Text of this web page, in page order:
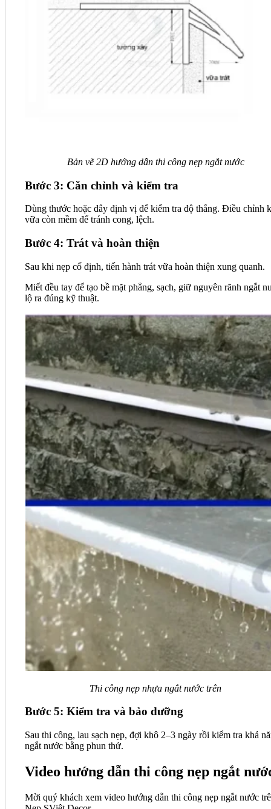
Bản vẽ 2D hướng dẫn thi công nẹp ngắt nước
Bước 3: Căn chỉnh và kiểm tra
Dùng thước hoặc dây định vị để kiểm tra độ thẳng. Điều chỉnh
vữa còn mềm để tránh cong, lệch.
Bước 4: Trát và hoàn thiện
Sau khi nẹp cố định, tiến hành trát vữa hoàn thiện xung quanh.
Miết đều tay để tạo bề mặt phẳng, sạch, giữ nguyên rãnh ngắt
lộ ra đúng kỹ thuật.
Thi công nẹp nhựa ngắt nước trên
Bước 5: Kiểm tra và bảo dưỡng
Sau thi công, lau sạch nẹp, đợi khô 2–3 ngày rồi kiểm tra khả
ngắt nước bằng phun thử.
Video hướng dẫn thi công nẹp ngắt
Mời quý khách xem video hướng dẫn thi công nẹp ngắt nước